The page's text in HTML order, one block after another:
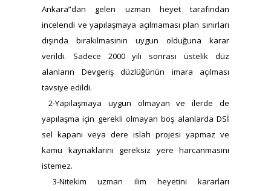
Ankara”dan gelen uzman heyet tarafından
incelendi ve yapılaşmaya açılmaması plan sınırları
dışında bırakılmasının uygun olduğuna karar
verildi. Sadece 2000 yılı sonrası üstelik düz
alanların Devgeriş düzlüğünün imara açılması
tavsiye edildi.
2-Yapılaşmaya uygun olmayan ve ilerde de
yapılaşma için gerekli olmayan boş alanlarda DSİ
sel kapanı veya dere ıslah projesi yapmaz ve
kamu kaynaklarını gereksiz yere harcanmasını
istemez.
3-Nitekim uzman ilim heyetini kararları